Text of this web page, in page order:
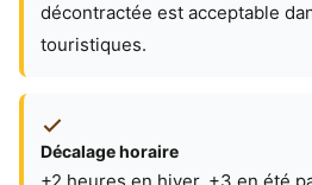
décontractée est acceptable
touristiques.
Décalage horaire